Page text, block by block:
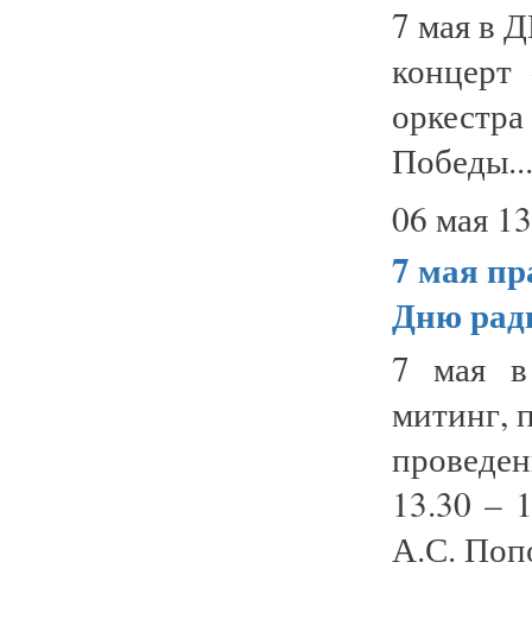
7 мая в
Победы...
06 мая
7 мая
Дню
7 мая в
митинг,
13.30 –
А.С.